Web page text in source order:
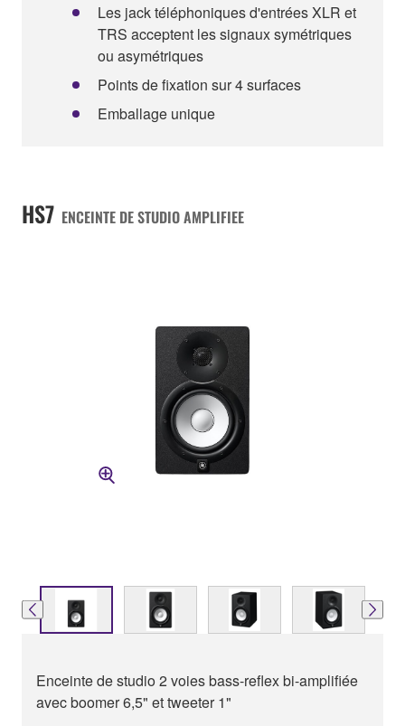
Les jack téléphoniques d'entrées XLR et
TRS acceptent les signaux symétriques
ou asymétriques
Points de fixation sur 4 surfaces
Emballage unique
HS7 ENCEINTE DE STUDIO AMPLIFIEE
Enceinte de studio 2 voies bass-reflex bi-amplifiée
avec boomer 6,5" et tweeter 1"